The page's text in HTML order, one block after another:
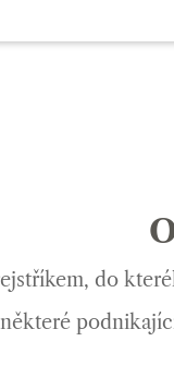
do
některé